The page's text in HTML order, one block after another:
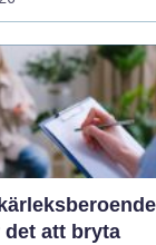
det att bryta